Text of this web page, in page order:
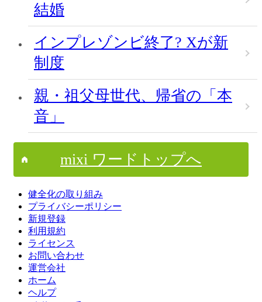
結婚
インプレゾンビ終了? Xが新
制度
親・祖父母世代、帰省の「本
音」
mixi ワードトップへ
健全化の取り組み
プライバシーポリシー
新規登録
利用規約
ライセンス
お問い合わせ
運営会社
ホーム
ヘルプ